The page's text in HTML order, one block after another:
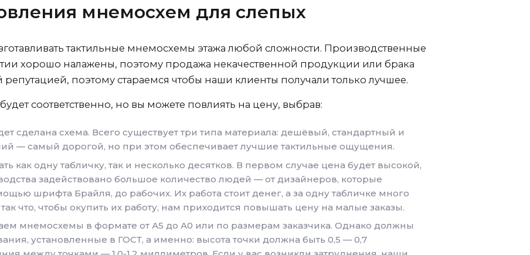
мнемосхем для слепых
тактильные мнемосхемы этажа любой сложности. Производственные
хорошо налажены, поэтому продажа некачественной продукции или брака
поэтому стараемся чтобы наши клиенты получали только лучшее.
соответственно, но вы можете повлиять на цену, выбрав:
сделана схема. Всего существует три типа материала: дешёвый, стандартный и
— самый дорогой, но при этом обеспечивает лучшие тактильные ощущения.
как одну табличку, так и несколько десятков. В первом случае цена будет высокой,
задействовано большое количество людей — от дизайнеров, которые
шрифта Брайля, до рабочих. Их работа стоит денег, а за одну табличке много
что, чтобы окупить их работу, нам приходится повышать цену на малые заказы.
мнемосхемы в формате от А5 до А0 или по размерам заказчика. Однако должны
установленные в ГОСТ, а именно: высота точки должна быть 0,5 — 0,7